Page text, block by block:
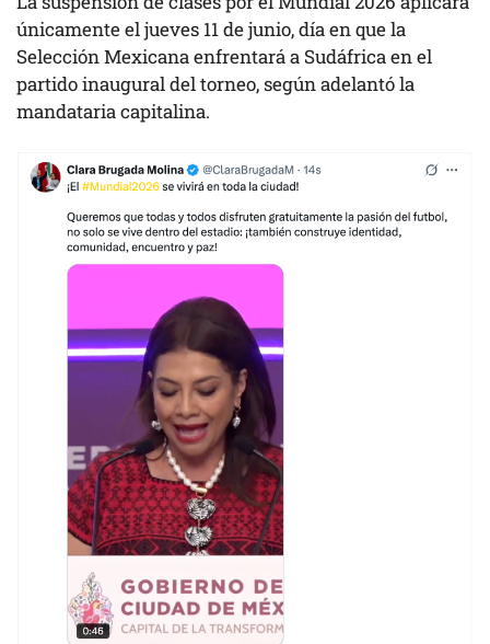
únicamente el jueves 11 de junio, día en que la
Selección Mexicana enfrentará a Sudáfrica en el
partido inaugural del torneo, según adelantó la
mandataria capitalina.